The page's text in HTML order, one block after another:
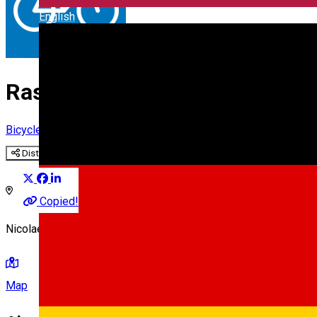
English
Rastel 2 biciclete * Nicolae
Bicycle parking rack
Distribuie
Copied!
Nicolae Bălcescu - pilon mobil
Map